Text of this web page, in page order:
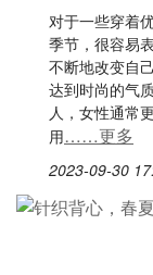
对于一些穿着
季节，很容易
不断地改变自
达到时尚的气
人，女性通常
用……更多
2023-09-30